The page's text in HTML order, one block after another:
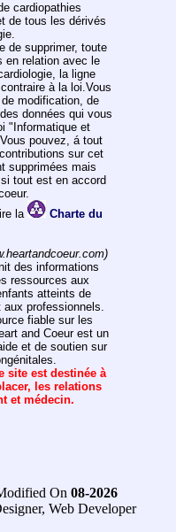
cardiopathies
de tous les dérivés
de supprimer, toute
en relation avec le
la ligne
à la loi.Vous
modification, de
données qui vous
"Informatique et
pouvez, á tout
sur cet
supprimées mais
tout est en accord
la
Charte du
des informations
ressources aux
atteints de
professionnels.
fiable sur les
and Coeur est un
et de soutien sur
site est destinée à
les relations
et médecin.
On 08-2026
Web Developer